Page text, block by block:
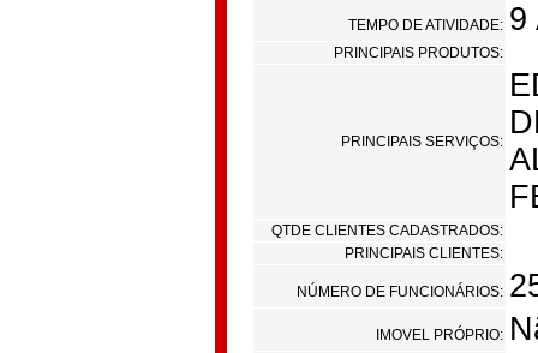
TEMPO DE ATIVIDADE: 9
PRINCIPAIS PRODUTOS:
PRINCIPAIS SERVIÇOS:
QTDE CLIENTES CADASTRADOS:
PRINCIPAIS CLIENTES:
NÚMERO DE FUNCIONÁRIOS:
IMOVEL PRÓPRIO: